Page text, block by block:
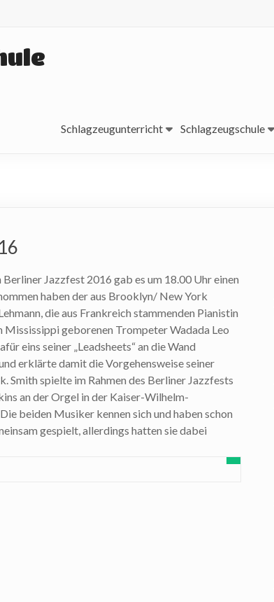
Schlagzeugunterricht Schlagzeugschule
Jazzfest 2016 gab es um 18.00 Uhr einen
haben der aus Brooklyn/ New York
die aus Frankreich stammenden Pianistin
Mississippi geborenen Trompeter Wadada Leo
eins seiner „Leadsheets“ an die Wand
erklärte damit die Vorgehensweise seiner
Smith spielte im Rahmen des Berliner Jazzfests
an der Orgel in der Kaiser-Wilhelm-
beiden Musiker kennen sich und haben schon
gespielt, allerdings hatten sie dabei